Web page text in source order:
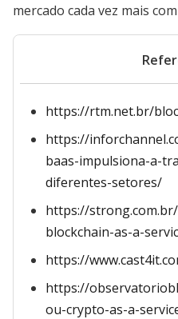
mercado cada vez mais
https://rtm.net.br/
https://
baas-impulsiona-a-
diferentes-setores/
https://
blockchain-as-a-
https://
https://
ou-crypto-as-a-